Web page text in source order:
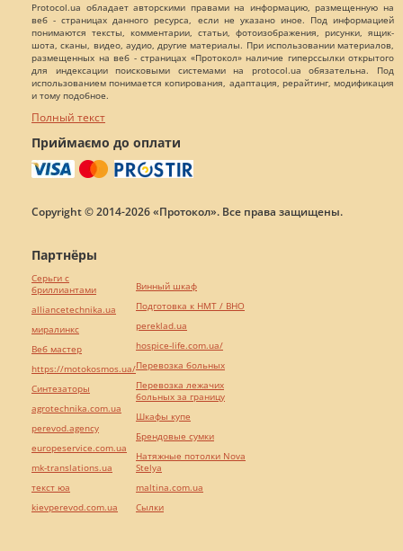
Protocol.ua обладает авторскими правами на информацию, размещенную на
веб - страницах данного ресурса, если не указано иное. Под информацией
понимаются тексты, комментарии, статьи, фотоизображения, рисунки, ящик-
шота, сканы, видео, аудио, другие материалы. При использовании материалов,
размещенных на веб - страницах «Протокол» наличие гиперссылки открытого
для индексации поисковыми системами на protocol.ua обязательна. Под
использованием понимается копирования, адаптация, рерайтинг, модификация
и тому подобное.
Полный текст
Приймаємо до оплати
Copyright © 2014-2026 «Протокол». Все права защищены.
Партнёры
Серьги с
бриллиантами
alliancetechnika.ua
миралинкс
Веб мастер
https://motokosmos.ua/
Синтезаторы
agrotechnika.com.ua
perevod.agency
europeservice.com.ua
mk-translations.ua
текст юа
kievperevod.com.ua
Винный шкаф
Подготовка к НМТ / ВНО
pereklad.ua
hospice-life.com.ua/
Перевозка больных
Перевозка лежачих
больных за границу
Шкафы купе
Брендовые сумки
Натяжные потолки Nova
Stelya
maltina.com.ua
Cылки